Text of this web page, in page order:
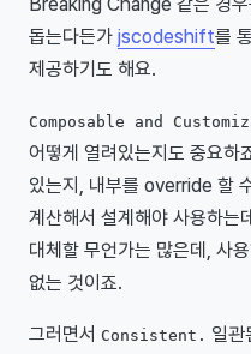
Breaking Change 같은 경
돕는다든가 jscodeshift를
제공하기도 해요.
Composable and
어떻게 열려있는지도 중요하
있는지, 내부를 override 할
계산해서 설계해야 사용하는
대체할 무언가는 많은데, 사
없는 것이죠.
그러면서 Consistent. 일관